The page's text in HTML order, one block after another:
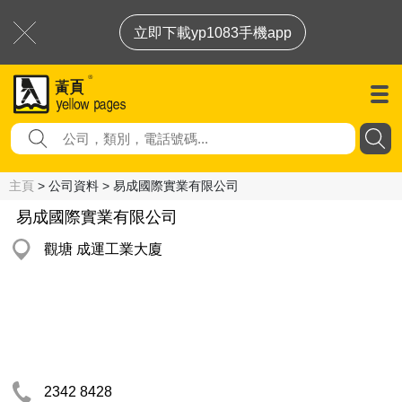
立即下載yp1083手機app
主頁 > 公司資料 > 易成國際實業有限公司
易成國際實業有限公司
觀塘 成運工業大廈
2342 8428